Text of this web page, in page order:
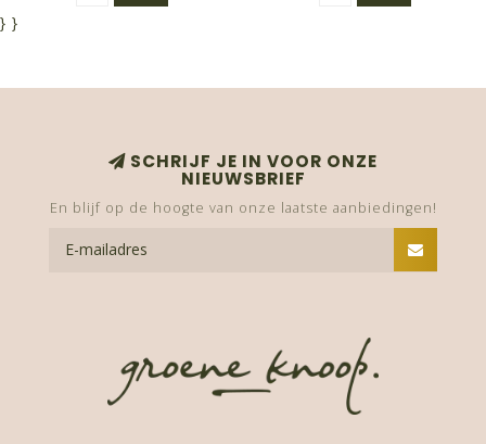
} }
SCHRIJF JE IN VOOR ONZE
NIEUWSBRIEF
En blijf op de hoogte van onze laatste aanbiedingen!